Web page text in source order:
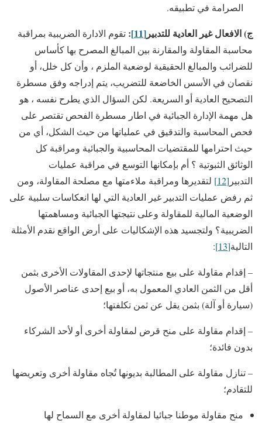
الصرامة في تطبيقه.
ج) الافعال غير العادية للتدبير[11]
: تقوم الادارة الضريبية بمراقبة
محاسبة المقاولة والمقارنة بين المبالغ المصرح بها كأساس
للضرائب والمبالغ الحقيقية لوضعية الملزم ، وأن كل خلل، أو
نقصان في الأسس الخاضعة للتضريب، يتم إدراجه وفق مسطرة
التصحيح العادية أو السريعة. لكن السؤال الذي يطرح نفسه ، هو
هل مهمة الإدارة الجبائية في اطار مسطرة الفحص تقتصر على
فحص المحاسبة والتدقيق في عملياتها من حيث الشكل، أي من
حيث احترامها للمقتضيات المحاسبية والجبائية ومراقبة كل
الوثائق الثبوتية ؟ أم بإمكانها التوسع في مراقبة عمليات
التدبير [12]
لتقديرها ومراقبة ملاءمتها مع مصلحة المقاولة، ومن
ثم رفض عمليات التدبير غير العادية التي لها انعكاسات سلبية على
الوضعية المالية للمقاولة وعلى نتيجتها الجبائية ومساهمتها
الضريبية؟ ولتجسيد هذه الإشكاليات على أرض الواقع نقدم الأمثلة
التالية[13]
:
– إقدام مقاولة على بيع منتجاتها لإحدى المقاولات الأخرى بثمن
أقل من الثمن العادي المعمول به، أو بيع إحدى عناصر الأصول
(سيارة أو آلة) بثمن يقل عن ثمن تكلفتها؛
– إقدام مقاولة على منح قرض لمقاولة أخرى أو لأحد الشركاء
بدون فائدة؛
– تنازل مقاولة على المطالبة بديونها تُجاه مقاولة أخرى وتعريضها
للتقادم؛
منح مقاولة موطنا جبائيا لمقاولة أخرى مع السماح لها